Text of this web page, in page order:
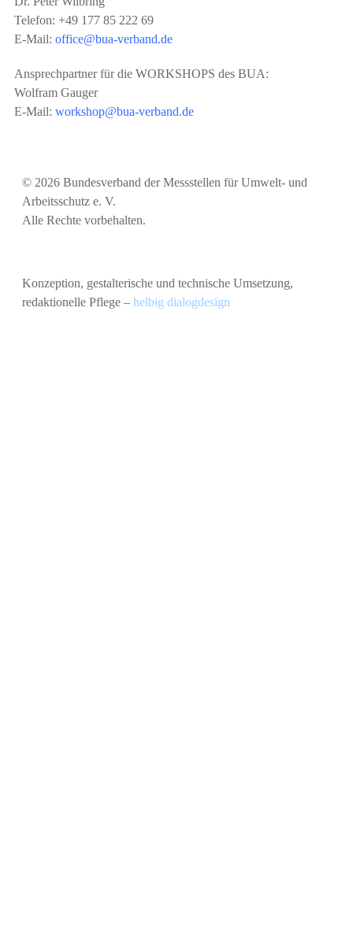
Telefon: +49 177 85 222 69
E-Mail: office@bua-verband.de
Ansprechpartner für die WORKSHOPS des BUA:
Wolfram Gauger
E-Mail: workshop@bua-verband.de
© 2026 Bundesverband der Messstellen für Umwelt- und
Arbeitsschutz e. V.
Alle Rechte vorbehalten.
Konzeption, gestalterische und technische Umsetzung,
redaktionelle Pflege – helbig dialogdesign